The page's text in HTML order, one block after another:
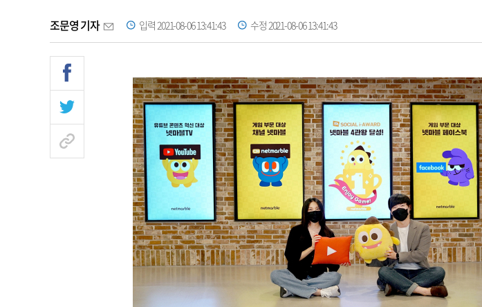
조문영 기자 입력 2021-08-06 13:41:43 수정 2021-08-06 13:41:43